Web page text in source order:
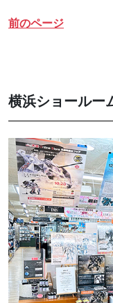
前のページ
横浜ショールー